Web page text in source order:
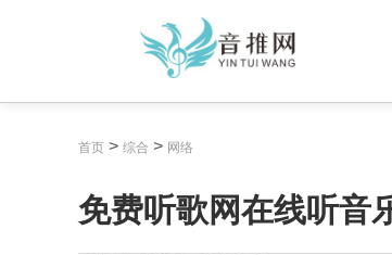
首页 > 综合 > 网络
免费听歌网在线听音